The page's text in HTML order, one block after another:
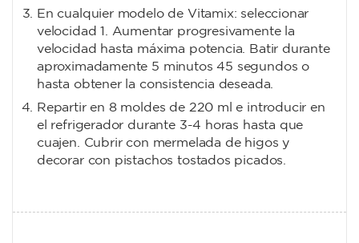
En cualquier modelo de Vitamix: seleccionar
velocidad 1. Aumentar progresivamente la
velocidad hasta máxima potencia. Batir durante
aproximadamente 5 minutos 45 segundos o
hasta obtener la consistencia deseada.
Repartir en 8 moldes de 220 ml e introducir en
el refrigerador durante 3-4 horas hasta que
cuajen. Cubrir con mermelada de higos y
decorar con pistachos tostados picados.